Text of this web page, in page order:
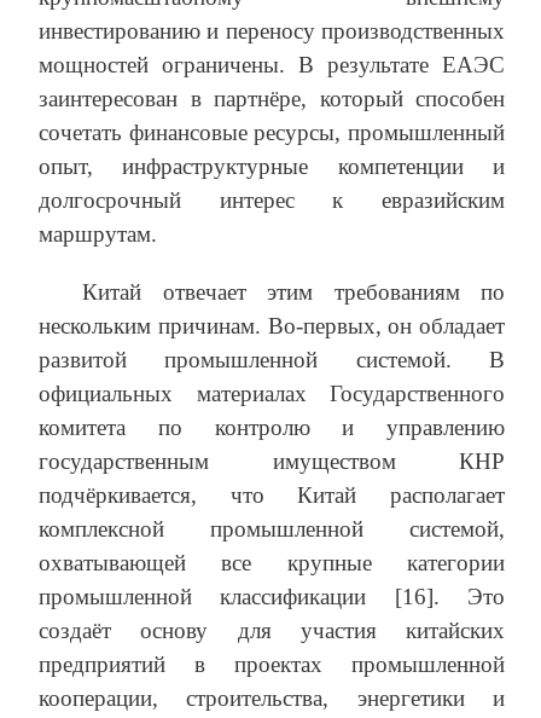
инвестированию и переносу производственных
мощностей ограничены. В результате ЕАЭС
заинтересован в партнёре, который способен
сочетать финансовые ресурсы, промышленный
опыт, инфраструктурные компетенции и
долгосрочный интерес к евразийским
маршрутам.
Китай отвечает этим требованиям по
нескольким причинам. Во-первых, он обладает
развитой промышленной системой. В
официальных материалах Государственного
комитета по контролю и управлению
государственным имуществом КНР
подчёркивается, что Китай располагает
комплексной промышленной системой,
охватывающей все крупные категории
промышленной классификации [16]. Это
создаёт основу для участия китайских
предприятий в проектах промышленной
кооперации, строительства, энергетики и